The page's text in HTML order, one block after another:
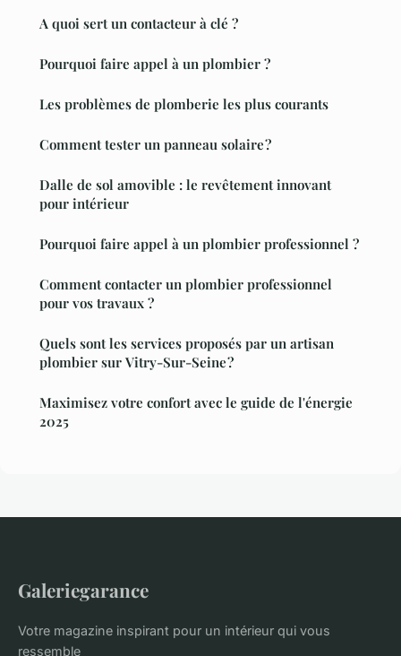
A quoi sert un contacteur à clé ?
Pourquoi faire appel à un plombier ?
Les problèmes de plomberie les plus courants
Comment tester un panneau solaire ?
Dalle de sol amovible : le revêtement innovant
pour intérieur
Pourquoi faire appel à un plombier professionnel ?
Comment contacter un plombier professionnel
pour vos travaux ?
Quels sont les services proposés par un artisan
plombier sur Vitry-Sur-Seine ?
Maximisez votre confort avec le guide de l'énergie
2025
Galeriegarance
Votre magazine inspirant pour un intérieur qui vous
ressemble